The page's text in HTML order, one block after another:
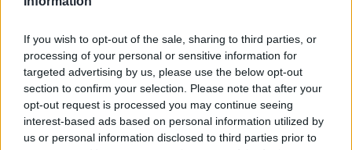
If you wish to opt-out of the sale, sharing to third parties, or
processing of your personal or sensitive information for
targeted advertising by us, please use the below opt-out
section to confirm your selection. Please note that after your
opt-out request is processed you may continue seeing
interest-based ads based on personal information utilized by
us or personal information disclosed to third parties prior to